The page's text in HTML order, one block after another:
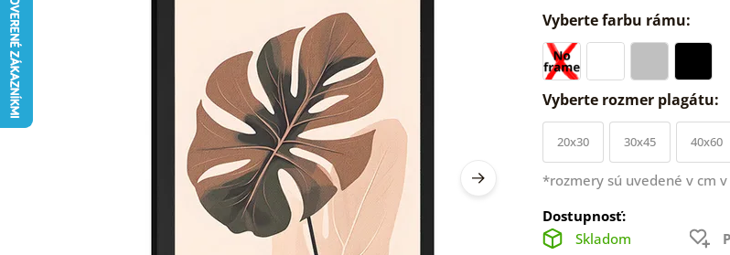
Vyberte farbu rámu:
Vyberte rozmer plagátu:
20x30 30x45 40x60
*rozmery sú uvedené v cm
Dostupnosť:
Skladom